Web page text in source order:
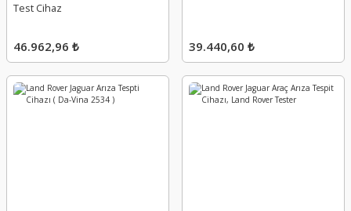
Test Cihaz
46.962,96 ₺ 39.440,60 ₺